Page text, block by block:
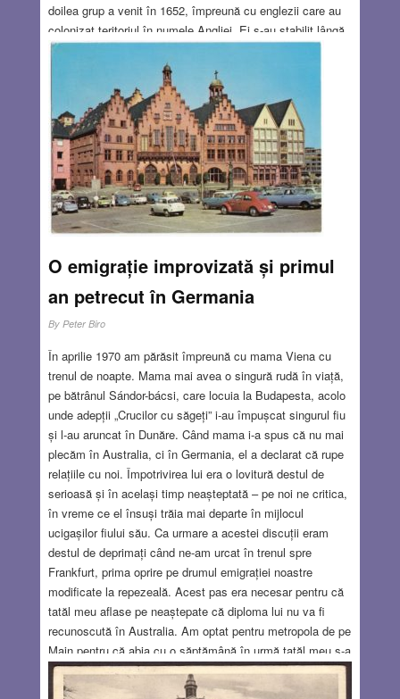
doilea grup a venit în 1652, împreună cu englezii care au
colonizat teritoriul în numele Angliei. Ei s-au stabilit lângă
pârâul Cassipora. Al treilea grup de vreo două sute de
evrei au venit în 1664 din Cayenne (în actuala Guyana
Franceză). Și ei s-au așezat pe pârâul Cassipora.
Drepturile civile și religioase pe care le-au primit de la
administrația britanică au fost menținute și de cea
olandeză.
Read more…
OCT 25, 2018 5 COMMENTS
O emigrație improvizată și primul
an petrecut în Germania
By Peter Biro
În aprilie 1970 am părăsit împreună cu mama Viena cu
trenul de noapte. Mama mai avea o singură rudă în viață,
pe bătrânul Sándor-bácsi, care locuia la Budapesta, acolo
unde adepții „Crucilor cu săgeți” i-au împușcat singurul fiu
și l-au aruncat în Dunăre. Când mama i-a spus că nu mai
plecăm în Australia, ci în Germania, el a declarat că rupe
relațiile cu noi. Împotrivirea lui era o lovitură destul de
serioasă și în același timp neașteptată – pe noi ne critica,
în vreme ce el însuși trăia mai departe în mijlocul
ucigașilor fiului său. Ca urmare a acestei discuții eram
destul de deprimați când ne-am urcat în trenul spre
Frankfurt, prima oprire pe drumul emigrației noastre
modificate la repezeală. Acest pas era necesar pentru că
tatăl meu aflase pe neaștepate că diploma lui nu va fi
recunoscută în Australia. Am optat pentru metropola de pe
Main pentru că abia cu o săptămână în urmă tatăl meu s-a
întâlnit acolo cu un fost coleg de școală, ca să se
sfătuiască cu el asupra unei posibile emigrări în Germania.